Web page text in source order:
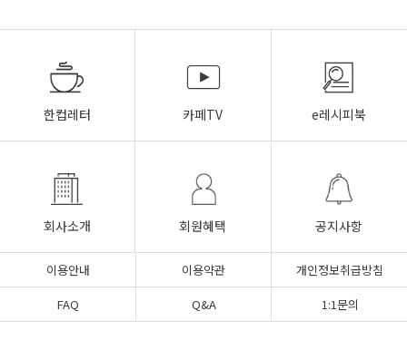
한컵레터 카페TV e레시피북
회사소개 회원혜택 공지사항
이용안내 이용약관
개인정보취급방침
FAQ
Q&A 1:1문의